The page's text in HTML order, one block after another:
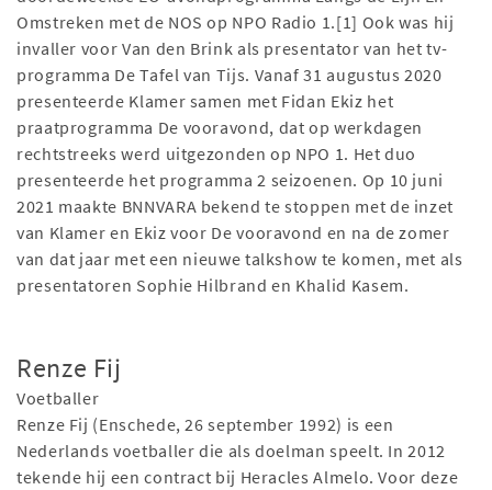
Omstreken met de NOS op NPO Radio 1.[1] Ook was hij
invaller voor Van den Brink als presentator van het tv-
programma De Tafel van Tijs. Vanaf 31 augustus 2020
presenteerde Klamer samen met Fidan Ekiz het
praatprogramma De vooravond, dat op werkdagen
rechtstreeks werd uitgezonden op NPO 1. Het duo
presenteerde het programma 2 seizoenen. Op 10 juni
2021 maakte BNNVARA bekend te stoppen met de inzet
van Klamer en Ekiz voor De vooravond en na de zomer
van dat jaar met een nieuwe talkshow te komen, met als
presentatoren Sophie Hilbrand en Khalid Kasem.
Renze Fij
Voetballer
Renze Fij (Enschede, 26 september 1992) is een
Nederlands voetballer die als doelman speelt. In 2012
tekende hij een contract bij Heracles Almelo. Voor deze